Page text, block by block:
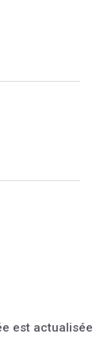
est actualisée